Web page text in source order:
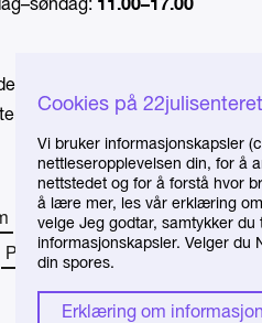
Cookies på
Vi bruker informasjonskapsler
nettleseropplevelsen din, for å
nettstedet og for å forstå hvor
å lære mer, les vår erklæring
velge Jeg godtar, samtykker du
informasjonskapsler. Velger du
din spores.
Erklæring om
send e-post til
Om senteret
Presse